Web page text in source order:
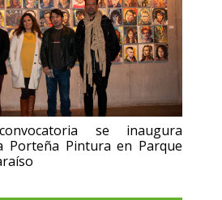
se inaugura
Porteña Pintura en Parque